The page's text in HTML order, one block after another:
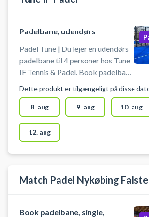
gratis brug af bolde. Nye padel
tennis bolde kan købes på stedet.
Padelbane, udendørs
Padel Tune | Du lejer en udendørs
padelbane til 4 personer hos Tune
IF Tennis & Padel. Book padelbane
Du skal slev medbringe eget
udstyr så som bat og bolde.
Dette produkt er tilgængeligt på disse
8. aug 9. aug 10. aug
12. aug
Match Padel Nykøbing
Book padelbane, single,